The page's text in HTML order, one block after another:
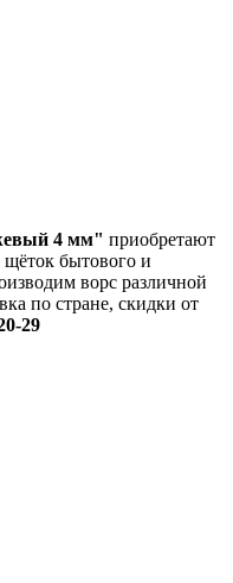
4 мм" приобретают
щёток бытового и
ворс различной
по стране, скидки от
29